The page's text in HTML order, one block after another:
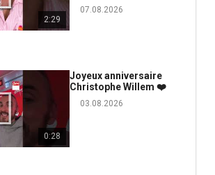
2:29
07.08.2026
0:28
Joyeux anniversaire
Christophe Willem ❤️
03.08.2026